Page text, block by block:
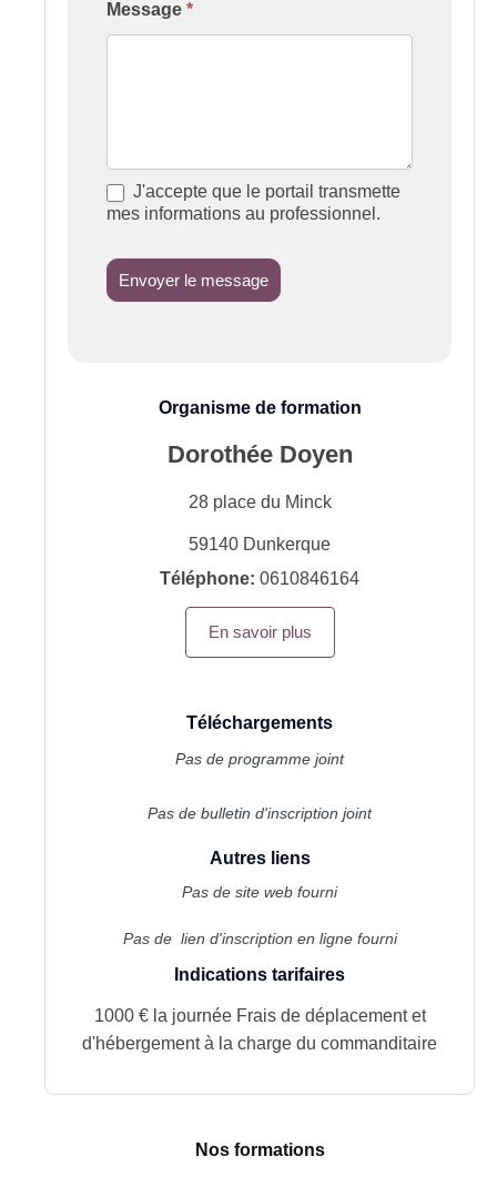
Message *
J'accepte que le portail transmette
mes informations au professionnel.
Envoyer le message
Organisme de formation
Dorothée Doyen
28 place du Minck
59140 Dunkerque
Téléphone: 0610846164
En savoir plus
Téléchargements
Pas de programme joint
Pas de bulletin d'inscription joint
Autres liens
Pas de site web fourni
Pas de lien d'inscription en ligne fourni
Indications tarifaires
1000 € la journée Frais de déplacement et
d'hébergement à la charge du commanditaire
Nos formations